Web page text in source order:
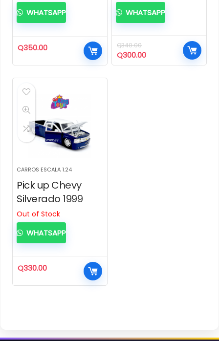
Q350.00
WHATSAPP
Q340.00
El
precio
Q300.00El
precio
WHATSAPP
CARROS ESCALA 1.24
Pick up Chevy
Silverado 1999
Out of Stock
Q330.00
WHATSAPP